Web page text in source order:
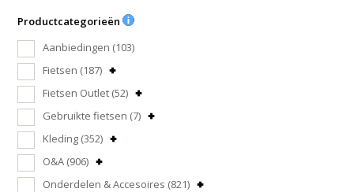
Productcategorieën
Aanbiedingen (103)
Fietsen (187)
Fietsen Outlet (52)
Gebruikte fietsen (7)
Kleding (352)
O&A (906)
Onderdelen & Accesoires (821)